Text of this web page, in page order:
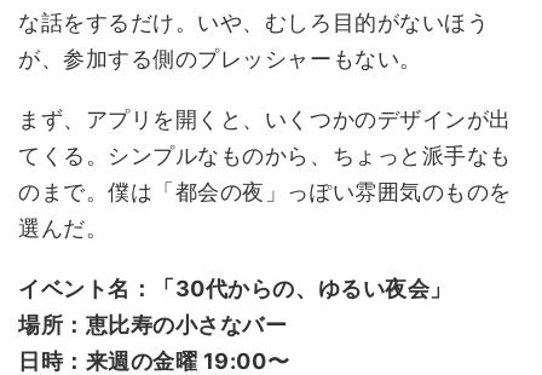
な話をするだけ。いや、むしろ目的がないほう
が、参加する側のプレッシャーもない。
まず、アプリを開くと、いくつかのデザインが出
てくる。シンプルなものから、ちょっと派手なも
のまで。僕は「都会の夜」っぽい雰囲気のものを
選んだ。
イベント名：「30代からの、ゆるい夜会」
場所：恵比寿の小さなバー
日時：来週の金曜 19:00〜